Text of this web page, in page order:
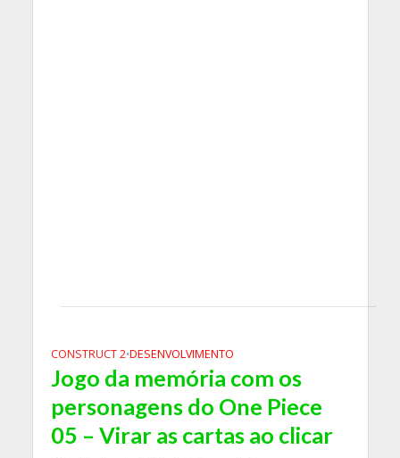
CONSTRUCT 2•DESENVOLVIMENTO
Jogo da memória com os
personagens do One Piece
05 – Virar as cartas ao clicar